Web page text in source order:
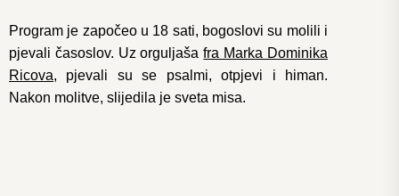
Program je započeo u 18 sati, bogoslovi su molili i
pjevali časoslov. Uz orguljašafra Marka Dominika
Ricova, pjevali su se psalmi, otpjevi i himan.
Nakon molitve, slijedila je sveta misa.